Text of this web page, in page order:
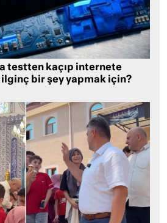
testten kaçıp internete
ilginç bir şey yapmak için?